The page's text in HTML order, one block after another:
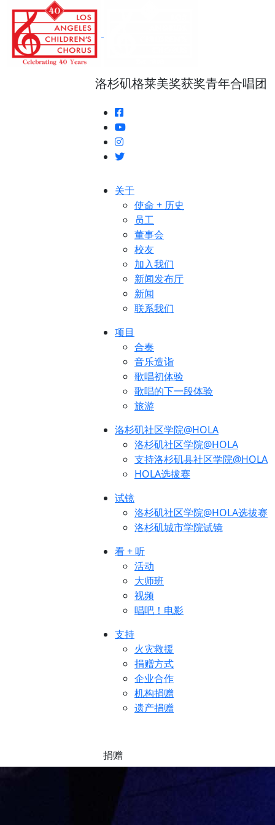
洛杉矶格莱美奖获奖青年合唱团
关于
使命 + 历史
员工
董事会
校友
加入我们
新闻发布厅
新闻
联系我们
项目
合奏
音乐造诣
歌唱初体验
歌唱的下一段体验
旅游
洛杉矶社区学院@HOLA
洛杉矶社区学院@HOLA
支持洛杉矶县社区学院@HOLA
HOLA选拔赛
试镜
洛杉矶社区学院@HOLA选拔赛
洛杉矶城市学院试镜
看 + 听
活动
大师班
视频
唱吧！电影
支持
火灾救援
捐赠方式
企业合作
机构捐赠
遗产捐赠
捐赠